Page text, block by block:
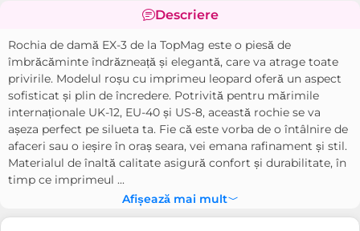
Descriere
Rochia de damă EX-3 de la TopMag este o piesă de
îmbrăcăminte îndrăzneață și elegantă, care va atrage toate
privirile. Modelul roșu cu imprimeu leopard oferă un aspect
sofisticat și plin de încredere. Potrivită pentru mărimile
internaționale UK-12, EU-40 și US-8, această rochie se va
așeza perfect pe silueta ta. Fie că este vorba de o întâlnire de
afaceri sau o ieșire în oraș seara, vei emana rafinament și stil.
Materialul de înaltă calitate asigură confort și durabilitate, în
timp ce imprimeul ...
Afișează mai mult